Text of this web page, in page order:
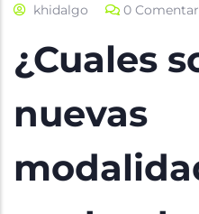
khidalgo 0
¿Cuales
nuevas